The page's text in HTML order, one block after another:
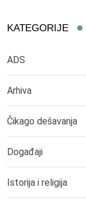
KATEGORIJE
ADS
Arhiva
Čikago dešavanja
Događaji
Istorija i religija